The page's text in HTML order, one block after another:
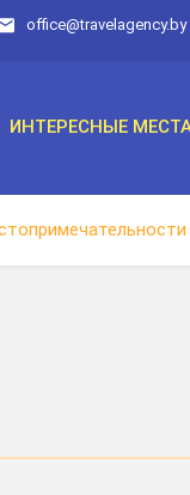
office@travelagency.by
ИНТЕРЕСНЫЕ